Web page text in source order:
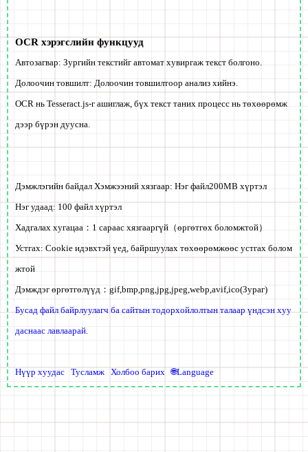
OCR хэрэгслийн функцууд
Автозагвар: Зургийн текстийг автомат хувиргаж текст болгоно.
Долоочин товшилт: Долоочин товшилтоор анализ хийнэ.
OCR нь Tesseract.js-г ашиглаж, бүх текст таних процесс нь төхөөрөмж
дээр бүрэн дуусна.
Дэмжлэгийн байдал Хэмжээний хязгаар: Нэг файл200MB хүртэл
Нэг удаад: 100 файл хүртэл
Хадгалах хугацаа： 1 сараас хязгааргүй （өргөтгөх боломжтой）
Устгах: Cookie идэвхтэй үед, байршуулах төхөөрөмжөөс устгах болом
жтой
Дэмждэг өргөтгөлүүд： gif,bmp,png,jpg,jpeg,webp,avif,ico(Зураг)
Бусад файл байрлуулагч ба сайтын тодорхойлолтын талаар үндсэн хуу
даснаас лавлаарай.
Нүүр хуудас Тусламж Холбоо барих 🌐Language